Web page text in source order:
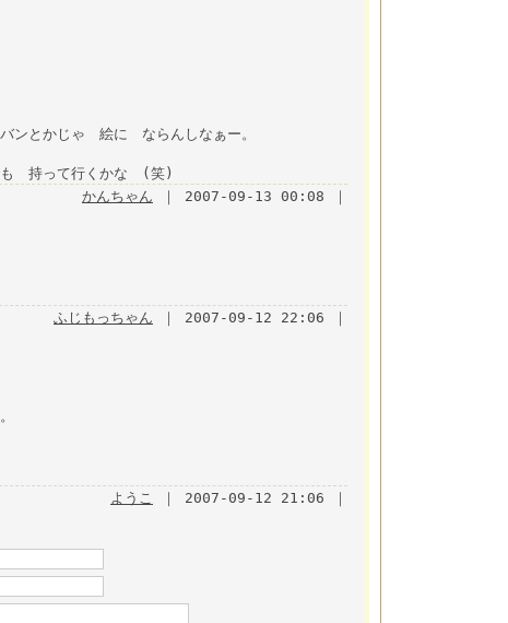
とかじゃ 絵に ならんしなぁー。
持って行くかな (笑)
かんちゃん ｜ 2007-09-13 00:08 ｜
ふじもっちゃん ｜ 2007-09-12 22:06 ｜
ようこ
｜ 2007-09-12 21:06 ｜